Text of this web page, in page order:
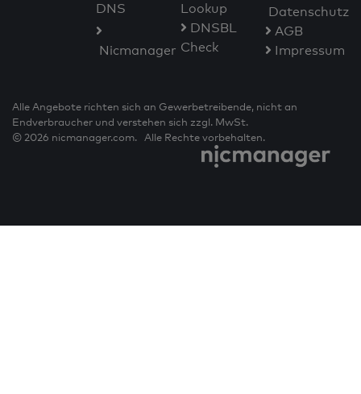
DNS
Nicmanager
Lookup
DNSBL
Check
Datenschutz
AGB
Impressum
Alle Angebote richten sich an Gewerbetreibende, nicht an
Endverbraucher und verstehen sich zzgl. MwSt.
© 2026 nicmanager.com. Alle Rechte vorbehalten.